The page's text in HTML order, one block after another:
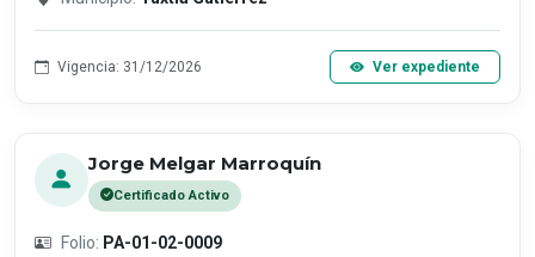
Vigencia: 31/12/2026 Ver expediente
Jorge Melgar Marroquín
Certificado Activo
Folio: PA-01-02-0009